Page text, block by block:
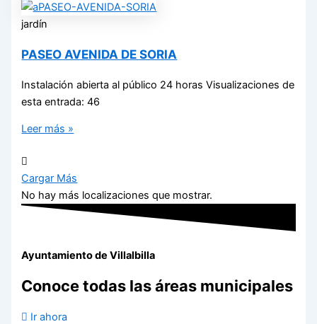
jardín
PASEO AVENIDA DE SORIA
Instalación abierta al público 24 horas Visualizaciones de
esta entrada: 46
Leer más »
Cargar Más
No hay más localizaciones que mostrar.
Ayuntamiento de Villalbilla
Conoce todas las áreas municipales
Ir ahora